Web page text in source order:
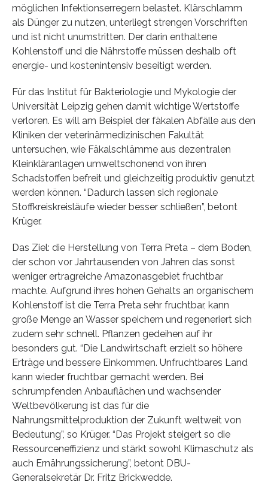
möglichen Infektionserregern belastet. Klärschlamm
als Dünger zu nutzen, unterliegt strengen Vorschriften
und ist nicht unumstritten. Der darin enthaltene
Kohlenstoff und die Nährstoffe müssen deshalb oft
energie- und kostenintensiv beseitigt werden.
Für das Institut für Bakteriologie und Mykologie der
Universität Leipzig gehen damit wichtige Wertstoffe
verloren. Es will am Beispiel der fäkalen Abfälle aus den
Kliniken der veterinärmedizinischen Fakultät
untersuchen, wie Fäkalschlämme aus dezentralen
Kleinkläranlagen umweltschonend von ihren
Schadstoffen befreit und gleichzeitig produktiv genutzt
werden können. “Dadurch lassen sich regionale
Stoffkreiskreisläufe wieder besser schließen”, betont
Krüger.
Das Ziel: die Herstellung von Terra Preta – dem Boden,
der schon vor Jahrtausenden von Jahren das sonst
weniger ertragreiche Amazonasgebiet fruchtbar
machte. Aufgrund ihres hohen Gehalts an organischem
Kohlenstoff ist die Terra Preta sehr fruchtbar, kann
große Menge an Wasser speichern und regeneriert sich
zudem sehr schnell. Pflanzen gedeihen auf ihr
besonders gut. “Die Landwirtschaft erzielt so höhere
Erträge und bessere Einkommen. Unfruchtbares Land
kann wieder fruchtbar gemacht werden. Bei
schrumpfenden Anbauflächen und wachsender
Weltbevölkerung ist das für die
Nahrungsmittelproduktion der Zukunft weltweit von
Bedeutung”, so Krüger. “Das Projekt steigert so die
Ressourceneffizienz und stärkt sowohl Klimaschutz als
auch Ernährungssicherung”, betont DBU-
Generalsekretär Dr. Fritz Brickwedde.